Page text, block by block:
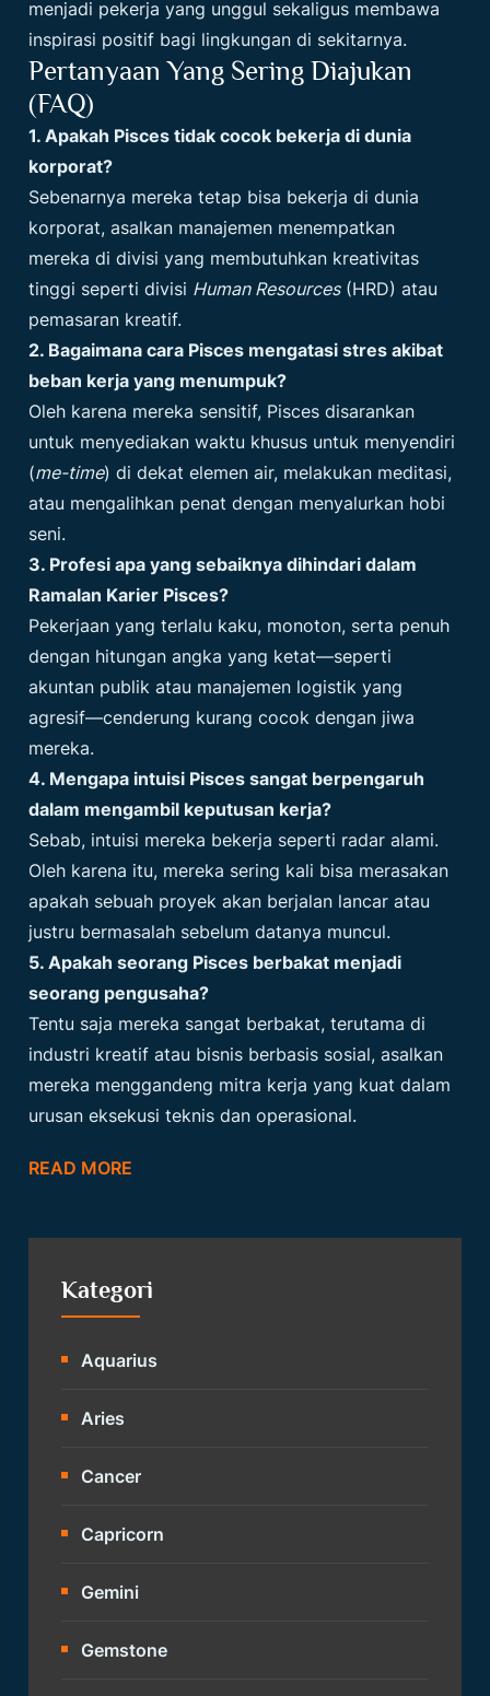
menjadi pekerja yang unggul sekaligus membawa
inspirasi positif bagi lingkungan di sekitarnya.
Pertanyaan Yang Sering Diajukan
(FAQ)
1. Apakah Pisces tidak cocok bekerja di dunia
korporat?
Sebenarnya mereka tetap bisa bekerja di dunia
korporat, asalkan manajemen menempatkan
mereka di divisi yang membutuhkan kreativitas
tinggi seperti divisi Human Resources(HRD) atau
pemasaran kreatif.
2. Bagaimana cara Pisces mengatasi stres akibat
beban kerja yang menumpuk?
Oleh karena mereka sensitif, Pisces disarankan
untuk menyediakan waktu khusus untuk menyendiri
(me-time) di dekat elemen air, melakukan meditasi,
atau mengalihkan penat dengan menyalurkan hobi
seni.
3. Profesi apa yang sebaiknya dihindari dalam
Ramalan Karier Pisces?
Pekerjaan yang terlalu kaku, monoton, serta penuh
dengan hitungan angka yang ketat—seperti
akuntan publik atau manajemen logistik yang
agresif—cenderung kurang cocok dengan jiwa
mereka.
4. Mengapa intuisi Pisces sangat berpengaruh
dalam mengambil keputusan kerja?
Sebab, intuisi mereka bekerja seperti radar alami.
Oleh karena itu, mereka sering kali bisa merasakan
apakah sebuah proyek akan berjalan lancar atau
justru bermasalah sebelum datanya muncul.
5. Apakah seorang Pisces berbakat menjadi
seorang pengusaha?
Tentu saja mereka sangat berbakat, terutama di
industri kreatif atau bisnis berbasis sosial, asalkan
mereka menggandeng mitra kerja yang kuat dalam
urusan eksekusi teknis dan operasional.
READ MORE
Kategori
Aquarius
Aries
Cancer
Capricorn
Gemini
Gemstone